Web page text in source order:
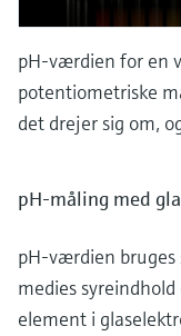
pH-værdien for en
potentiometriske
det drejer sig om,
pH-måling med
pH-værdien bruges
medies
element i